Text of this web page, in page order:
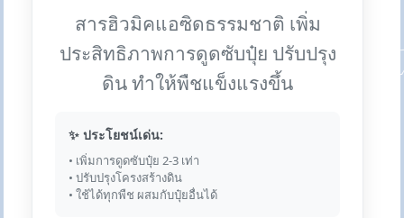
สารฮิวมิคแอซิดธรรมชาติ เพิ่ม
ประสิทธิภาพการดูดซับปุ๋ย ปรับปรุง
ดิน ทำให้พืชแข็งแรงขึ้น
✨ ประโยชน์เด่น:
• เพิ่มการดูดซับปุ๋ย 2-3 เท่า
• ปรับปรุงโครงสร้างดิน
• ใช้ได้ทุกพืช ผสมกับปุ๋ยอื่นได้